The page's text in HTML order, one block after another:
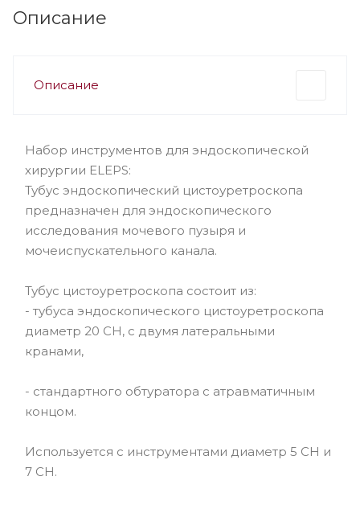
Описание
Описание
Набор инструментов для эндоскопической
хирургии ELEPS:
Тубус эндоскопический цистоуретроскопа
предназначен для эндоскопического
исследования мочевого пузыря и
мочеиспускательного канала.
Тубус цистоуретроскопа состоит из:
- тубуса эндоскопического цистоуретроскопа
диаметр 20 СН, с двумя латеральными
кранами,
- стандартного обтуратора с атравматичным
концом.
Используется с инструментами диаметр 5 СН и
7 СН.